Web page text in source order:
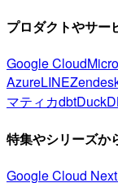
プロダクトやサー
Google Cloud
AzureLINE
マティカdbt
特集やシリーズか
Google Cloud Next